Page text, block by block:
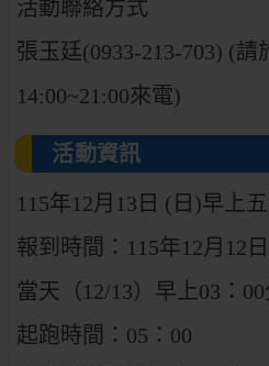
活動聯絡方式
張玉廷(0933-213-703) (請
14:00~21:00來電)
活動資訊
115年12月13日 (日)早上
報到時間：115年12月12
當天（12/13）早上03：00
起跑時間：05：00